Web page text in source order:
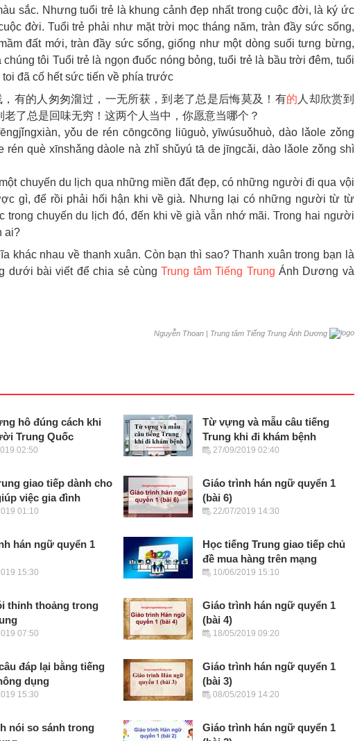
sắc. Nhưng tuổi trẻ là khung cảnh đẹp nhất trong cuộc đời, là ký ức
đời. Tuổi trẻ phải như mặt trời mọc tháng năm, tràn đầy sức sống,
đất mới, tràn đầy sức sống, giống như một dòng suối tưng bừng,
tôi Tuổi trẻ là ngọn đuốc nóng bỏng, tuổi trẻ là bầu trời đêm, tuổi
đã cố hết sức tiến về phía trước
有的人匆匆溜过，一无所获，到老了总是后悔莫及！有的 人却欣赏到
了总是回味无穷！这两个人当中，你愿意当哪个？
yǒu de rén cōngcōng liūguò, yīwúsuǒhuò, dào lǎole zǒng
rén què xīnshǎng dàole nà zhǐ shǔyú tā de jīngcǎi, dào lǎole zǒng shì
chuyến du lịch qua những miền đất đẹp, có những người đi qua vội
gì, để rồi phải hối hận khi về già. Nhưng lại có những người từ từ
trong chuyến du lịch đó, đến khi về già vẫn nhớ mãi. Trong hai người
ai?
khác nhau về thanh xuân. Còn bạn thì sao? Thanh xuân trong bạn là
dưới bài viết để chia sẻ cùngTrung tâm Tiếng Trung Ánh Dương và
Nguyễn Thoan | Trung tâm Tiếng Trung Ánh Dương
hô đúng cách khi
Trung Quốc
02:50
Từ vựng và mẫu câu tiếng
Trung khi đi khám bệnh
27/09/2019 02:40
giao tiếp dành cho
việc gia đình
01:10
Giáo trình hán ngữ quyển 1
(bài 6)
22/07/2019 14:30
hán ngữ quyển 1
15:30
Học tiếng Trung giao tiếp chủ
đề mua hàng trên mạng
10/06/2019 15:10
thỉnh thoảng trong
07:50
Giáo trình hán ngữ quyển 1
(bài 4)
18/05/2019 09:20
đáp lại bằng tiếng
dụng
15:30
Giáo trình hán ngữ quyển 1
(bài 3)
08/05/2019 14:20
nói so sánh trong
Giáo trình hán ngữ quyển 1